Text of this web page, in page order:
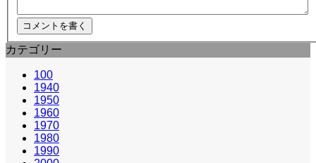
カテゴリー
100
1940
1950
1960
1970
1980
1990